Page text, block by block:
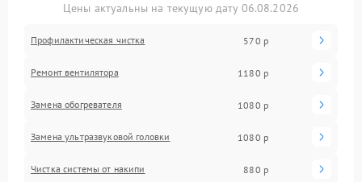
Цены актуальны на текущую дату 06.08.2026
Профилактическая чистка 570 р
Ремонт вентилятора 1180 р
Замена обогревателя 1080 р
Замена ультразвуковой головки 1080 р
Чистка системы от накипи 880 р